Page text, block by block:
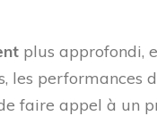
plus approfondi,
les performances
faire appel à un